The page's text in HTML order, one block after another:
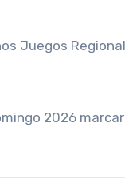
Juegos
2026